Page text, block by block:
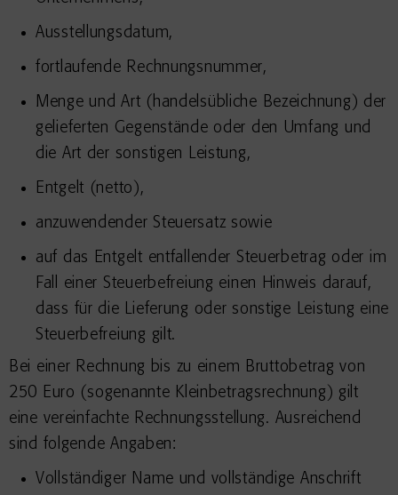
Ausstellungsdatum,
fortlaufende Rechnungsnummer,
Menge und Art (handelsübliche Bezeichnung) der
gelieferten Gegenstände oder den Umfang und
die Art der sonstigen Leistung,
Entgelt (netto),
anzuwendender Steuersatz sowie
auf das Entgelt entfallender Steuerbetrag oder im
Fall einer Steuerbefreiung einen Hinweis darauf,
dass für die Lieferung oder sonstige Leistung eine
Steuerbefreiung gilt.
Bei einer Rechnung bis zu einem Bruttobetrag von
250 Euro (sogenannte Kleinbetragsrechnung) gilt
eine vereinfachte Rechnungsstellung. Ausreichend
sind folgende Angaben:
Vollständiger Name und vollständige Anschrift